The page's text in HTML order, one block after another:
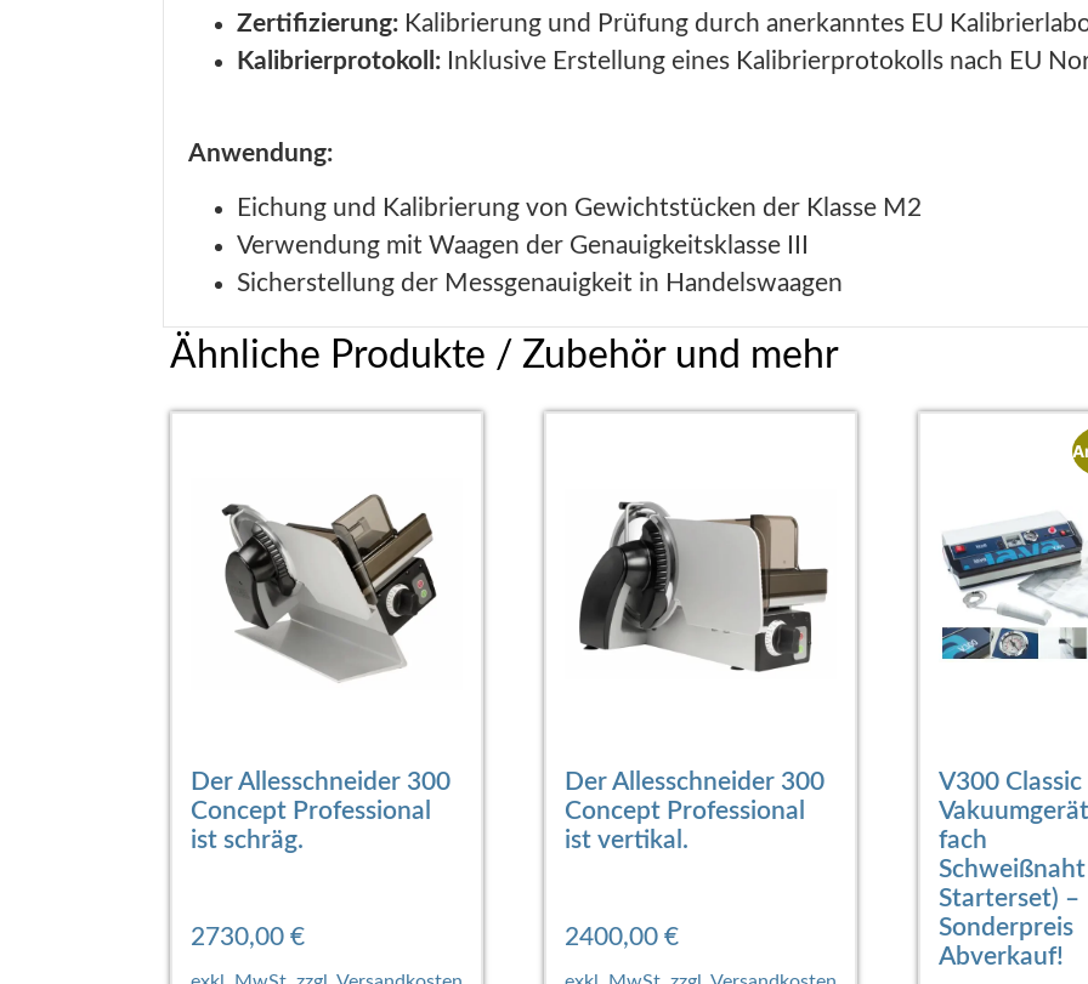
Zertifizierung: Kalibrierung und Prüfung durch anerkanntes EU
Kalibrierprotokoll: Inklusive Erstellung eines Kalibrierprotokolls nach EU
Anwendung:
Eichung und Kalibrierung von Gewichtstücken der Klasse M2
Verwendung mit Waagen der Genauigkeitsklasse III
Sicherstellung der Messgenauigkeit in Handelswaagen
Ähnliche Produkte / Zubehör und mehr
Der Allesschneider 300
Concept Professional
ist schräg.
2730,00 €
Der Allesschneider 300
Concept Professional
ist vertikal.
2400,00 €
V300 Classic
fach
Starterset) –
Sonderpreis
Abverkauf!